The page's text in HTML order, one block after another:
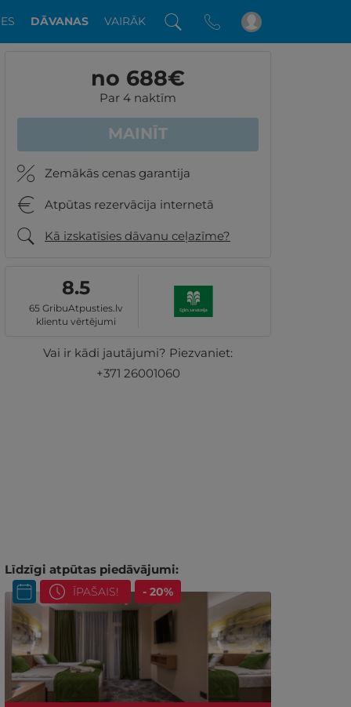
DĀVANAS VAIRĀK
no 688€
Par 4 naktīm
MAINĪT
Zemākās cenas garantija
Atpūtas rezervācija internetā
Kā izskatīsies dāvanu ceļazīme?
8.5
65 GribuAtpusties.lv
klientu vērtējumi
Vai ir kādi jautājumi? Piezvaniet:
+371 26001060
Līdzīgi atpūtas piedāvājumi:
ĪPAŠAIS! - 20%